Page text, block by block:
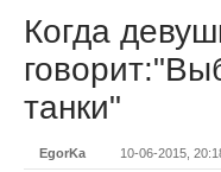
Когда
танки"
EgorKa 10-06-2015,